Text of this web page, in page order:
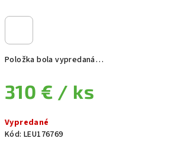
Položka bola vypredaná…
310 € / ks
Vypredané
Kód: LEU176769